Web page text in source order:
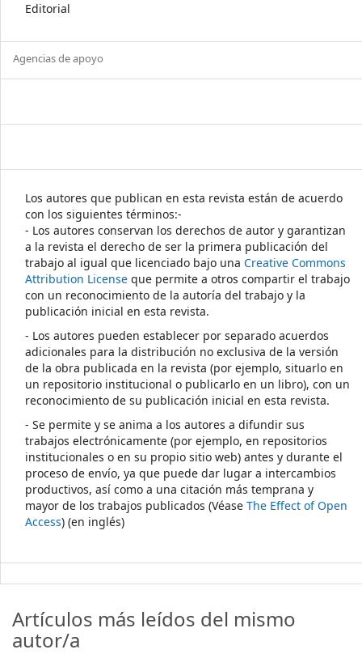
Editorial
Agencias de apoyo
Los autores que publican en esta revista están de acuerdo
con los siguientes términos:-
- Los autores conservan los derechos de autor y garantizan
a la revista el derecho de ser la primera publicación del
trabajo al igual que licenciado bajo una Creative Commons
Attribution License que permite a otros compartir el trabajo
con un reconocimiento de la autoría del trabajo y la
publicación inicial en esta revista.
- Los autores pueden establecer por separado acuerdos
adicionales para la distribución no exclusiva de la versión
de la obra publicada en la revista (por ejemplo, situarlo en
un repositorio institucional o publicarlo en un libro), con un
reconocimiento de su publicación inicial en esta revista.
- Se permite y se anima a los autores a difundir sus
trabajos electrónicamente (por ejemplo, en repositorios
institucionales o en su propio sitio web) antes y durante el
proceso de envío, ya que puede dar lugar a intercambios
productivos, así como a una citación más temprana y
mayor de los trabajos publicados (Véase The Effect of Open
Access) (en inglés)
Artículos más leídos del mismo
autor/a